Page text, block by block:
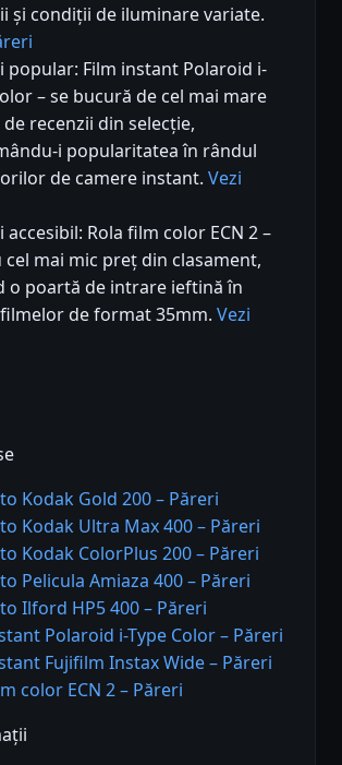
și condiții de iluminare variate.
popular: Film instant Polaroid i-
– se bucură de cel mai mare
recenzii din selecție,
i popularitatea în rândul
de camere instant. Vezi
accesibil: Rola film color ECN 2 –
cel mai mic preț din clasament,
o poartă de intrare ieftină în
de format 35mm. Vezi
Kodak Gold 200 – Păreri
Kodak Ultra Max 400 – Păreri
Kodak ColorPlus 200 – Păreri
Pelicula Amiaza 400 – Păreri
Ilford HP5 400 – Păreri
Polaroid i-Type Color – Păreri
Fujifilm Instax Wide – Păreri
color ECN 2 – Păreri